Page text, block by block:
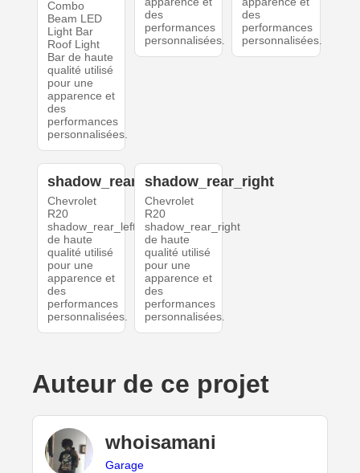
Combo
Beam LED
Light Bar
Roof Light
Bar de haute
qualité utilisé
pour une
apparence et
des
performances
personnalisées.
des
performances
personnalisées.
des
performances
personnalisées.
shadow_rear_left
Chevrolet
R20
shadow_rear_left
de haute
qualité utilisé
pour une
apparence et
des
performances
personnalisées.
shadow_rear_right
Chevrolet
R20
shadow_rear_right
de haute
qualité utilisé
pour une
apparence et
des
performances
personnalisées.
Auteur de ce projet
whoisamani
Garage